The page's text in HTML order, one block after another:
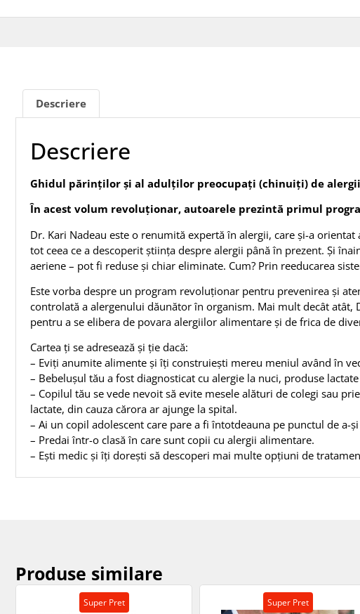
Descriere
Descriere
Ghidul părinților și al adulților preocupați (chinuiți) de alergii
În acest volum revoluționar, autoarele prezintă primul
Dr. Kari Nadeau este o renumită expertă în alergii, care și-a
tot ceea ce a descoperit știința despre alergii până în prezent. Și
aeriene – pot fi reduse și chiar eliminate. Cum? Prin reeducarea
Este vorba despre un program revoluționar pentru prevenirea și
controlată a alergenului dăunător în organism. Mai mult decât
pentru a se elibera de povara alergiilor alimentare și de frica de
Cartea ți se adresează și ție dacă:
– Eviți anumite alimente și îți construiești mereu meniul având în
– Bebelușul tău a fost diagnosticat cu alergie la nuci, produse
– Copilul tău se vede nevoit să evite mesele alături de colegi sau
lactate, din cauza cărora ar ajunge la spital.
– Ai un copil adolescent care pare a fi întotdeauna pe punctul de a-
– Predai într-o clasă în care sunt copii cu alergii alimentare.
– Ești medic și îți dorești să descoperi mai multe opțiuni de
Produse similare
Super Pret Super Pret